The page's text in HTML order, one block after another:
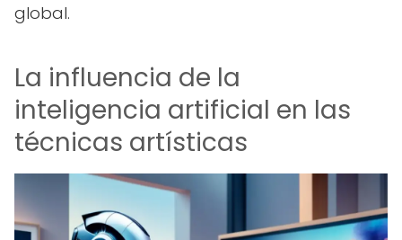
global.
La influencia de la
inteligencia artificial en las
técnicas artísticas